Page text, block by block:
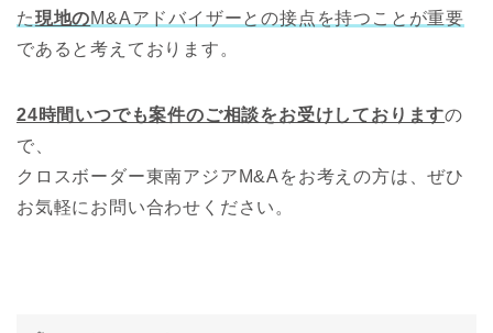
た現地のM&Aアドバイザーとの接点を持つことが重要
であると考えております。
24時間いつでも案件のご相談をお受けしておりますの
で、
クロスボーダー東南アジアM&Aをお考えの方は、ぜひ
お気軽にお問い合わせください。